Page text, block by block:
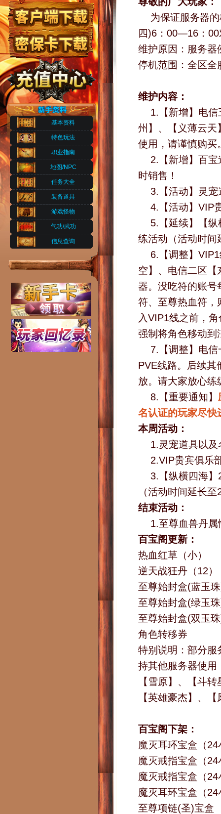
基本资料
特色玩法
职业指南
地图/NPC
任务大全
装备道具
游戏怪物
气功/武功
信息查询
为保证服务器
四)6：00—16：00
维护原因：服务器
停机范围：全区全
维护内容：
1.【新增】电
州】、【义薄云天
使用，请谨慎购买
2.【新增】百
时销售！
3.【活动】灵
4.【活动】VIP
5.【延续】【
练活动（活动时间
6.【调整】
空】、电信二区
器。没吃符的账
符、至尊热血符，
入VIP1线之前，
强制将角色移动到
7.【调整】电
PVE线路。后续其
放。请大家放心练
8.【重要通知】
名认证的玩家尽快
本周活动：
1.灵宠道具以
2.VIP贵宾俱乐
3.【纵横四海
（活动时间延长
结束活动：
1.至尊血兽丹
百宝阁更新：
热血红草（小）
逆天战狂丹（12）
至尊始封盒(蓝玉
至尊始封盒(绿玉
至尊始封盒(双玉
角色转移券
特别说明：部分服
持其他服务器使用
【雪原】、【斗
【英雄豪杰】、
百宝阁下架：
魔灭耳环宝盒（
魔灭戒指宝盒（
魔灭戒指宝盒（24
魔灭耳环宝盒（24
至尊项链(圣)宝盒